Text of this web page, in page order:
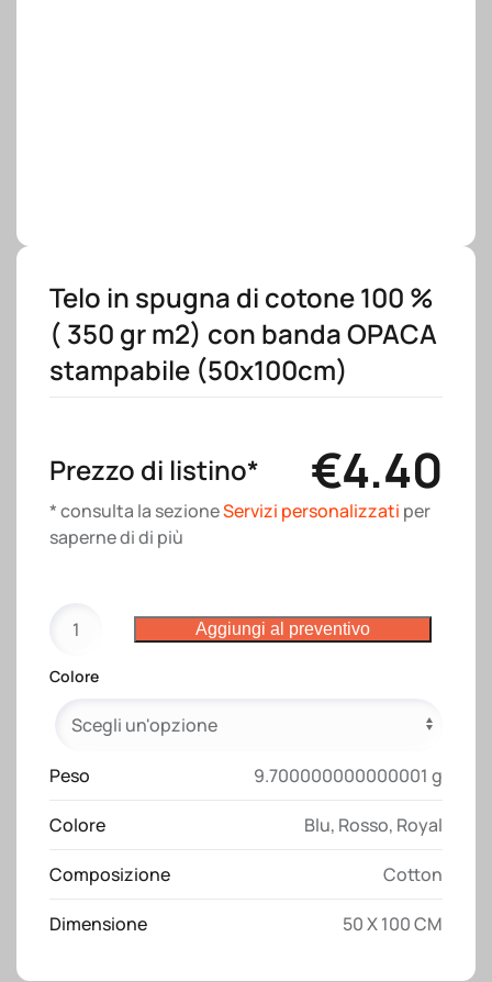
Telo in spugna di cotone 100 %
( 350 gr m2) con banda OPACA
stampabile (50x100cm)
Prezzo di listino* €4.40
* consulta la sezioneServizi personalizzati per
saperne di di più
spugna
cotone
%
(
350
gr
m2)
con
banda
Aggiungi al preventivo
Colore
Peso 9.700000000000001 g
Colore Blu, Rosso, Royal
Composizione Cotton
Dimensione 50 X 100 CM